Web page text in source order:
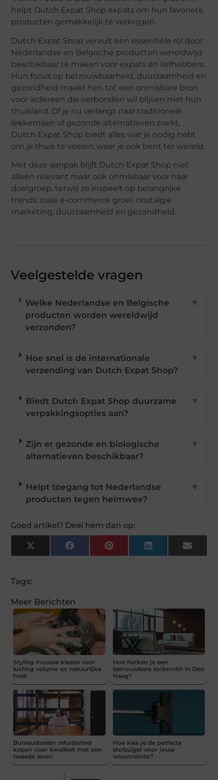
helpt Dutch Expat Shop expats om hun favoriete
producten gemakkelijk te verkrijgen.
Dutch Expat Shop vervult een essentiële rol door
Nederlandse en Belgische producten wereldwijd
beschikbaar te maken voor expats en liefhebbers.
Hun focus op betrouwbaarheid, duurzaamheid en
gezondheid maakt hen tot een onmisbare bron
voor iedereen die verbonden wil blijven met hun
thuisland. Of je nu verlangt naar traditionele
lekkernijen of gezonde alternatieven zoekt,
Dutch Expat Shop biedt alles wat je nodig hebt
om je thuis te voelen, waar je ook bent ter wereld.
Met deze aanpak blijft Dutch Expat Shop niet
alleen relevant maar ook onmisbaar voor haar
doelgroep, terwijl ze inspeelt op belangrijke
trends zoals e-commerce groei, nostalgie
marketing, duurzaamheid en gezondheid.
Veelgestelde vragen
Welke Nederlandse en Belgische
producten worden wereldwijd
verzonden?
▼
Hoe snel is de internationale
verzending van Dutch Expat Shop?
▼
Biedt Dutch Expat Shop duurzame
verpakkingsopties aan?
▼
Zijn er gezonde en biologische
alternatieven beschikbaar?
▼
Helpt toegang tot Nederlandse
producten tegen heimwee?
▼
Goed artikel? Deel hem dan op:
X
(Twitter)
FacebookPinterestLinkedInEmail
Tags:
Meer Berichten
Styling mousse kiezen voor
luchtig volume en natuurlijke
hold
Hoe herken je een
betrouwbare locksmith in Den
Haag?
Bureaustoelen refurbished
kopen voor kwaliteit met een
tweede leven
Hoe kies je de perfecte
stofzuiger voor jouw
woonruimte?